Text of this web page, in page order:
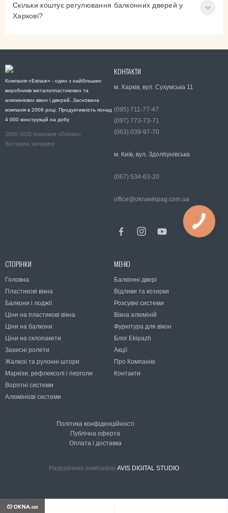
Скільки коштує регулювання балконних дверей у
Харкові?
Компанія «Екіпаж» - один з найбільших
виробників металопластикових та
алюмінієвих вікон і дверей. Заснована
компанія в 2006 році. Продуктивність понад
4 000 конструкцій на добу
2006-2026 Компанія «Екіпаж»
Всі права захищені
СТОРІНКИ
Головна
Пластикові вікна
Балкони і лоджії
Ціни на пластикові вікна
Ціни на балкони
Ціни на склопакети
Захисні ролети
Жалюзі та рулонні штори
Маркізи, рефлексолі і перголи
Воротні системи
Алюмінієві системи
МЕНЮ
Балконні двері
Відливи та козирки
Розсувні системи
Вікна алюміній
Фурнітура для вікон
Блог Ekipazh
Акції
Про Компанію
Контакти
КОНТАКТИ
м. Харків, вул. Сухумська 11
(095) 711-77-47
(097) 773-73-71
(063) 039-97-70
м. Київ, вул. Здолбунівська
(067) 534-63-20
office@oknaekipag.com.ua
Політика конфіденційності
Публічна оферта
Оплата і доставка
Разраблено компанією AVIS DIGITAL STUDIO